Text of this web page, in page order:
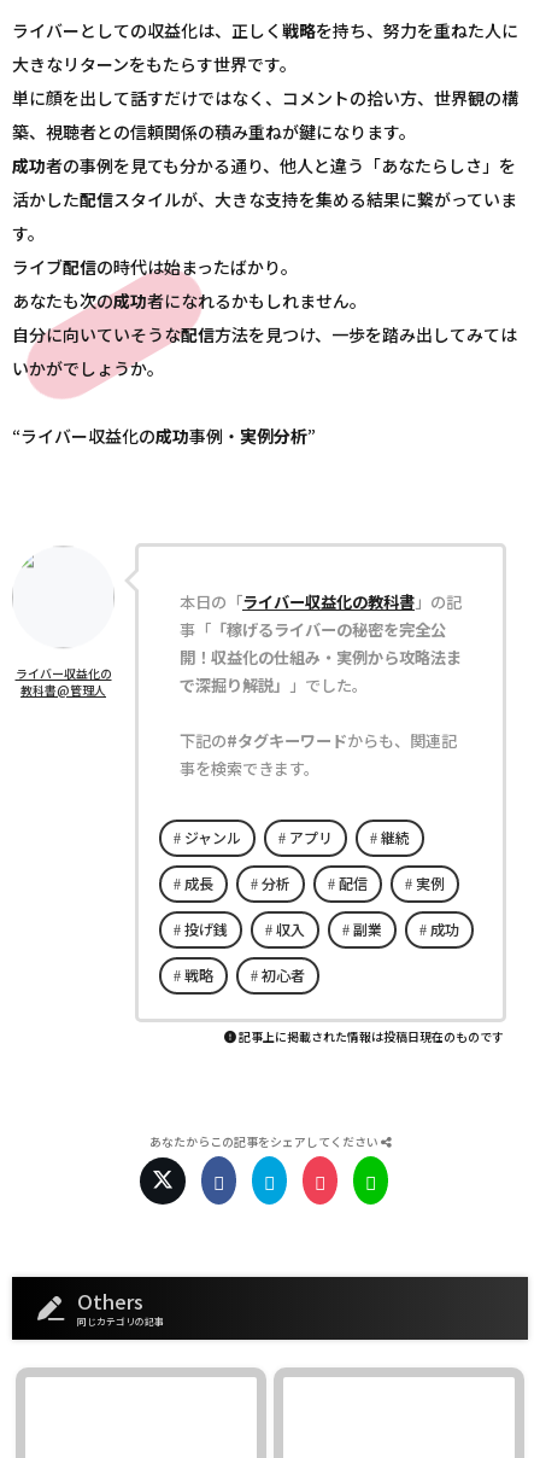
ライバーとしての収益化は、正しく 戦略を持ち、努力を重ねた人に
大きなリターンをもたらす世界です。
単に顔を出して話すだけではなく、コメントの拾い方、世界観の構
築、視聴者との信頼関係の積み重ねが鍵になります。
成功者の事例を見ても分かる通り、他人と違う「あなたらしさ」を
活かした配信スタイルが、大きな支持を集める結果に繋がっていま
す。
ライブ配信の時代は始まったばかり。
あなたも次の成功者になれるかもしれません。
自分に向いていそうな配信方法を見つけ、一歩を踏み出してみては
いかがでしょうか。
“ライバー収益化の成功事例・ 実例分析”
ライバー収益化の
教科書@管理人
本日の「ライバー収益化の教科書」の記
事「 「稼げるライバーの秘密を完全公
開！収益化の仕組み・実例から攻略法ま
で深掘り解説」 」でした。
下記の#タグキーワードからも、関連記
事を検索できます。
ジャンル アプリ 継続
成長 分析 配信 実例
投げ銭 収入 副業 成功
戦略 初心者
記事上に掲載された情報は投稿日現在のものです
あなたからこの記事をシェアしてください
Others
同じカテゴリの記事